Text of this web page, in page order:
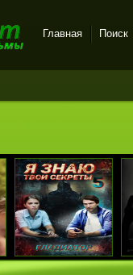
Главная Поиск